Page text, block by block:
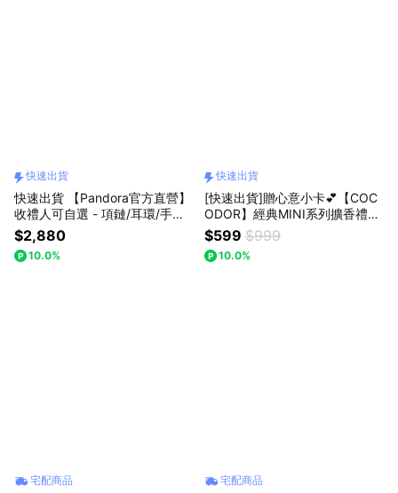
快速出貨
快速出貨 【Pandora官方直營】
收禮人可自選 - 項鏈/耳環/手鏈/
串飾/戒指/迪士尼
$2,880
10.0%
快速出貨
[快速出貨]贈心意小卡💕【COC
ODOR】經典MINI系列擴香禮盒
(50mlx8入.) 生日/慶祝/情人節/
紀念日/喬遷/療癒/慰勞/交換禮物
$599 $999
10.0%
宅配商品 宅配商品